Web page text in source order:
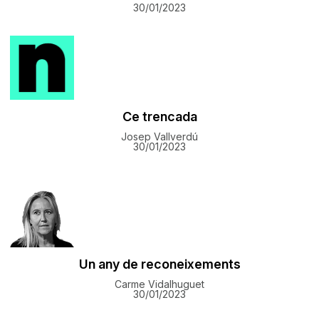
30/01/2023
Ce trencada
Josep Vallverdú
30/01/2023
Un any de reconeixements
Carme Vidalhuguet
30/01/2023